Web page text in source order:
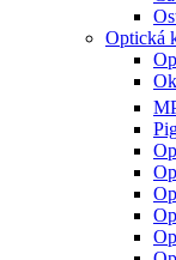
Optická